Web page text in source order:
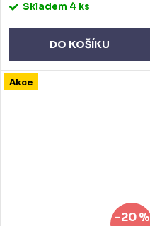
Skladem 4 ks
DO KOŠÍKU
Akce
–20 %